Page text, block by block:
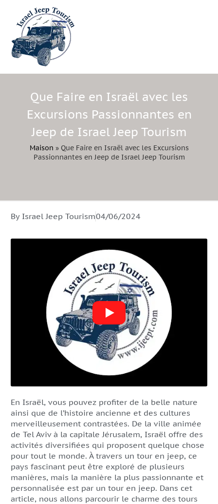
Que Faire en Israël avec les
Excursions Passionnantes en
Jeep de Israel Jeep Tourism
Maison » Que Faire en Israël avec les Excursions
Passionnantes en Jeep de Israel Jeep Tourism
By Israel Jeep Tourism04/06/2024
En Israël, vous pouvez profiter de la belle nature
ainsi que de l’histoire ancienne et des cultures
merveilleusement contrastées. De la ville animée
de Tel Aviv à la capitale Jérusalem, Israël offre des
activités diversifiées qui proposent quelque chose
pour tout le monde. À travers un tour en jeep, ce
pays fascinant peut être exploré de plusieurs
manières, mais la manière la plus passionnante et
personnalisée est par un tour en jeep. Dans cet
article, nous allons parcourir le charme des tours